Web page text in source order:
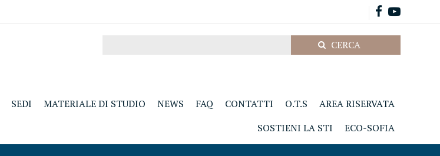
SEDI MATERIALE DI STUDIO NEWS FAQ CONTATTI O.T.S
AREA RISERVATA
SOSTIENI LA STI
ECO-SOFIA